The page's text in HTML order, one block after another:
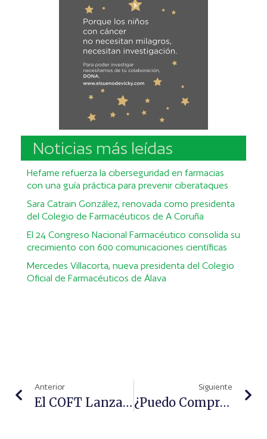
Noticias más leídas
Hefame refuerza la ciberseguridad en farmacias
con una guía práctica para prevenir ciberataques
Sara Catrain González, renovada como presidenta
del Colegio de Farmacéuticos de A Coruña
El 24 Congreso Nacional Farmacéutico consolida su
crecimiento con 600 comunicaciones científicas
Mercedes Villacorta, nueva presidenta del Colegio
Oficial de Farmacéuticos de Álava
Anterior
El COFT Lanza Una Campaña Para Sensibilizar La Población Sobre El Consumo De Alcohol
Siguiente
¿Puedo Comprar Una Licencia De Farmacia Como Simple Particular?